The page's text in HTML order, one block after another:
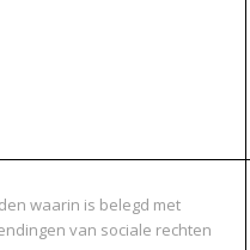
waarin is belegd met
van sociale rechten